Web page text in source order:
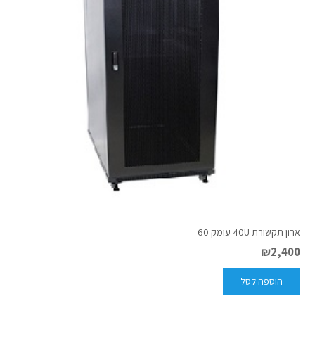
ארון תקשורת 40U עומק 60
₪2,400
הוספה לסל